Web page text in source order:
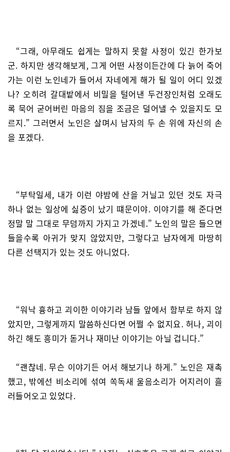
“그래, 아무래도 쉽게는 말하지 못할 사정이 있긴 한가보
군. 하지만 생각해보게, 그게 어떤 사정이든간에 다 늙어 죽어
가는 이런 노인네가 들어서 자네에게 해가 될 일이 어디 있겠
나? 오히려 갈대밭에서 비밀을 털어낸 두건장인처럼 오래도
록 묵어 굳어버린 마음의 짐을 조금은 덜어낼 수 있을지도 모
르지.” 그러면서 노인은 살며시 남자의 두 손 위에 자신의 손
을 포겠다.
“부탁일세, 내가 이런 야밤에 산을 거닐고 있던 것도 자극
하나 없는 일상에 싫증이 났기 떄문이야. 이야기를 해 준다면
정말 말 그대로 무덤까지 가지고 가겠네.” 노인의 말은 들으면
들을수록 아귀가 맞지 않았지만, 그렇다고 남자에게 마땅히
다른 선택지가 있는 것도 아니었다.
“워낙 흉하고 괴이한 이야기라 남들 앞에서 함부로 하지 않
았지만, 그렇게까지 말씀하신다면 어쩔 수 없지요. 허나, 괴이
하긴 해도 흥미가 돋거나 재미난 이야기는 아닐 겁니다.”
“괜찮네. 무슨 이야기든 어서 해보기나 하게.” 노인은 재촉
했고, 밖에선 비소리에 섞여 쏙독새 울음소리가 어지러이 흘
러들어오고 있었다.